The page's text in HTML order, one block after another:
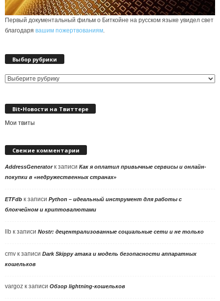
Первый документальный фильм о Биткойне на русском языке увидел свет
благодаря вашим пожертвованиям
Выбор рубрики
Выбор
Bit•Новости на Твиттере
Мои твиты
Свежие комментарии
AddressGeneratorк записи Как я оплатил привычные сервисы и онлайн-
покупки в «недружественных странах»
ETFdb к записи Python – идеальный инструмент для работы с
блокчейном и криптовалютами
llb к записи Nostr: децентрализованные социальные сети и не только
cmv к записи Dark Skippy атака и модель безопасности аппаратных
кошельков
vargoz к записи Обзор lightning-кошельков